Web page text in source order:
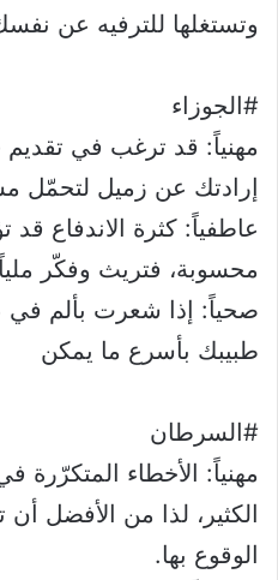
وتستغلها للترفيه عن
#الجوزاء
مهنياً: قد ترغب في
إرادتك عن زميل لتحمّل
عاطفياً: كثرة الاندفاع
محسوبة، فتريث وفكّر
صحياً: إذا شعرت بألم في
طبيبك بأسرع ما يمكن
#السرطان
مهنياً: الأخطاء المتكرّرة
الكثير، لذا من الأفضل
الوقوع بها.